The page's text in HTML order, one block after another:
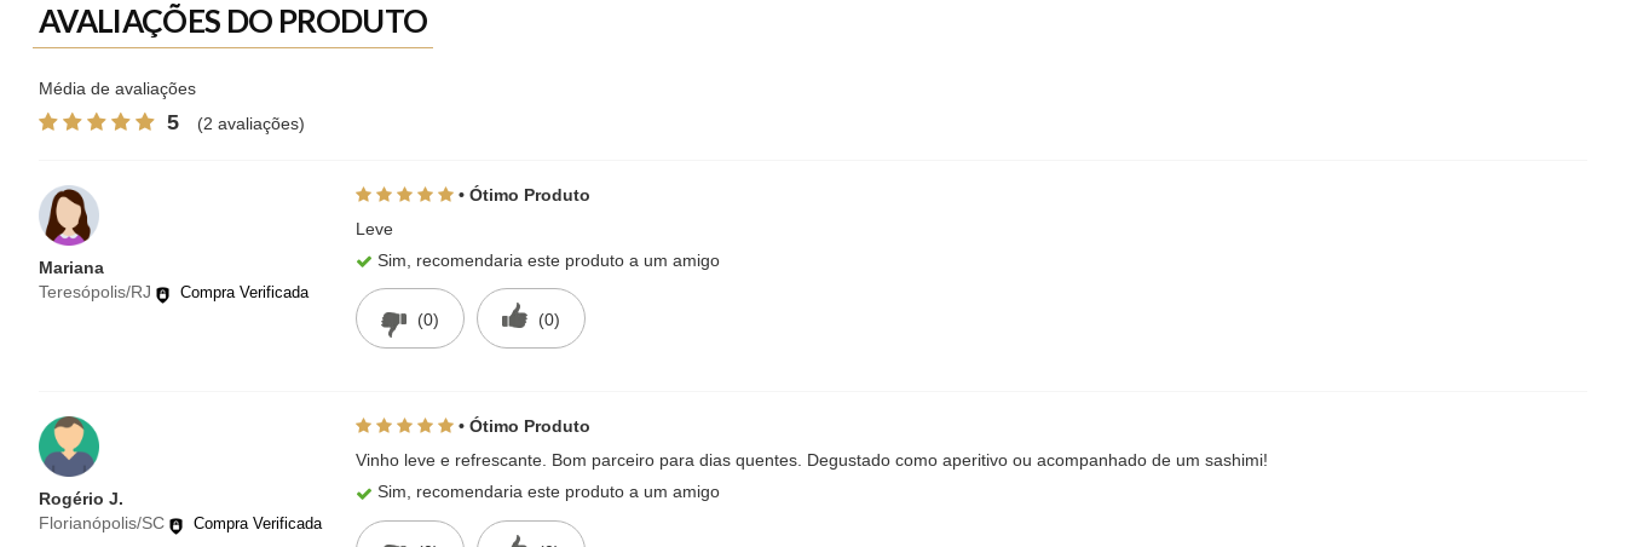
AVALIAÇÕES DO PRODUTO
Média de avaliações
5 (2 avaliações)
Mariana
Teresópolis/RJ
Compra Verificada
• Ótimo Produto
Leve
Sim, recomendaria este produto a um amigo
(0) (0)
Rogério J.
Florianópolis/SC
Compra Verificada
• Ótimo Produto
Vinho leve e refrescante. Bom parceiro para dias quentes. Degustado como aperitivo ou acompanhado de um sashimi!
Sim, recomendaria este produto a um amigo